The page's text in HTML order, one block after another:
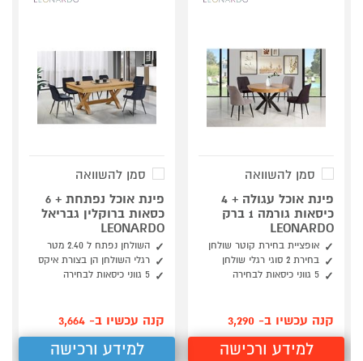
סמן להשוואה
פינת אוכל עגולה + 4
כיסאות גורמה 1 ברק
LEONARDO
אופציית בחירת קוטר שולחן
בחירת 2 סוגי רגלי שולחן
5 גווני כיסאות לבחירה
קנה עכשיו ב- 3,290
למידע ורכישה
סמן להשוואה
פינת אוכל נפתחת + 6
כסאות ברוקלין גבריאל
LEONARDO
השולחן נפתח ל 2.40 מטר
רגלי השולחן הן בצורת איקס
5 גווני כיסאות לבחירה
קנה עכשיו ב- 3,664
למידע ורכישה